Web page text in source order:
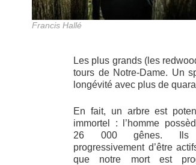
Francis Hallé
Les plus grands (les
tours de Notre-Dame. Un
longévité avec plus de
En fait, un arbre est
immortel : l’homme
26 000 gênes. Ils
progressivement d’être
que notre mort est